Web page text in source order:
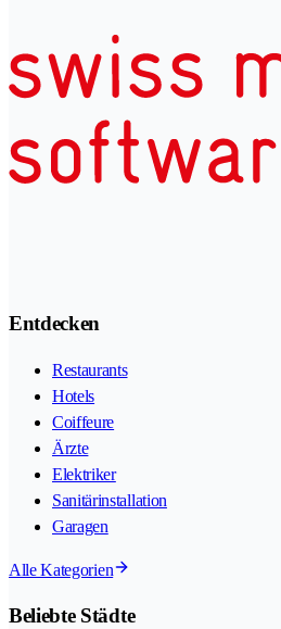
Entdecken
Restaurants
Hotels
Coiffeure
Ärzte
Elektriker
Sanitärinstallation
Garagen
Alle Kategorien
Beliebte Städte